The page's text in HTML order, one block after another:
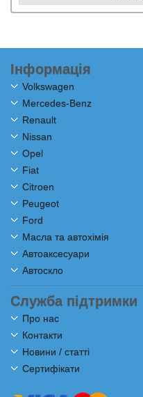
Інформація
Volkswagen
Mercedes-Benz
Renault
Nissan
Opel
Fiat
Citroen
Peugeot
Ford
Масла та автохімія
Автоаксесуари
Автоскло
Служба підтримки
Про нас
Контакти
Новини / статті
Сертифікати